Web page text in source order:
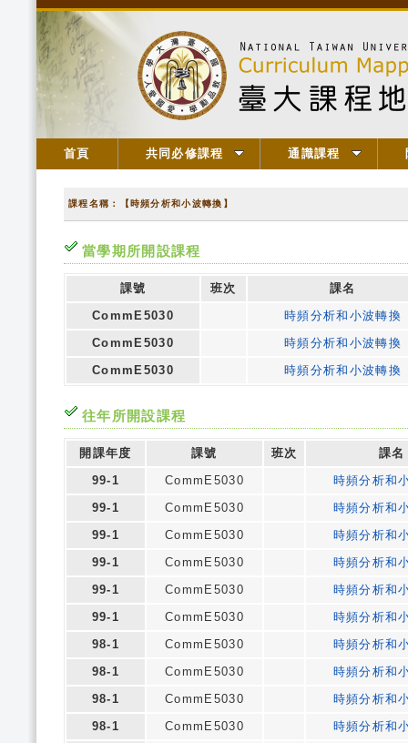
首頁 共同必修課程 通識課程
課程名稱：【時頻分析和小波轉換】
當學期所開設課程
課號 班次
課名
CommE5030
時頻分析和小波轉換
CommE5030
時頻分析和小波轉換
CommE5030
時頻分析和小波轉換
往年所開設課程
開課年度 課號 班次
課名
99-1
CommE5030
時頻分析和
99-1
CommE5030
時頻分析和
99-1
CommE5030
時頻分析和
99-1
CommE5030
時頻分析和
99-1
CommE5030
時頻分析和
99-1
CommE5030
時頻分析和
98-1
CommE5030
時頻分析和
98-1
CommE5030
時頻分析和
98-1
CommE5030
時頻分析和
98-1
CommE5030
時頻分析和